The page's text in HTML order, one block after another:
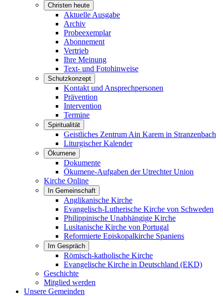
Christen heute
Aktuelle Ausgabe
Archiv
Probeexemplar
Abonnement
Vertrieb
Ihre Meinung
Text- und Fotohinweise
Schutzkonzept
Kontakt und Ansprechpersonen
Prävention
Intervention
Termine
Spiritualität
Geistliches Zentrum Ain Karem in Stranzenbach
Liturgischer Kalender
Ökumene
Dokumente
Ökumene-Aufgaben der Utrechter Union
Kirche Online
In Gemeinschaft
Anglikanische Kirche
Evangelisch-Lutherische Kirche von Schweden
Philippinische Unabhängige Kirche
Lusitanische Kirche von Portugal
Reformierte Episkopalkirche Spaniens
Im Gespräch
Römisch-katholische Kirche
Evangelische Kirche in Deutschland (EKD)
Geschichte
Mitglied werden
Unsere Gemeinden